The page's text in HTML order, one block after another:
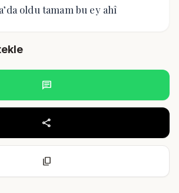
oldu tamam bu ey ahî
chat
share
content_copy